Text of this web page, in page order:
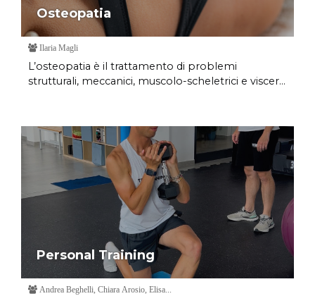
Osteopatia
Ilaria Magli
L’osteopatia è il trattamento di problemi
strutturali, meccanici, muscolo-scheletrici e viscer...
Personal Training
Andrea Beghelli, Chiara Arosio, Elisa...